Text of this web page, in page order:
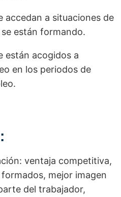
accedan a situaciones de
están formando.
están acogidos a
en los periodos de
ventaja competitiva,
mejor imagen
del trabajador,